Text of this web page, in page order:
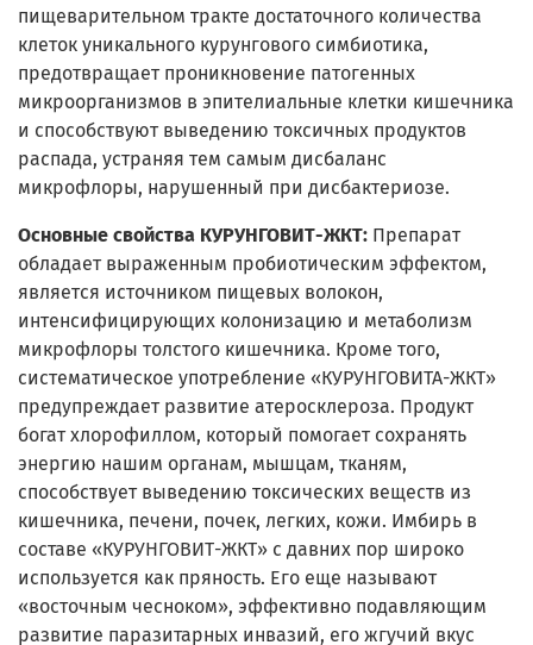
пищеварительном тракте достаточного количества
клеток уникального курунгового симбиотика,
предотвращает проникновение патогенных
микроорганизмов в эпителиальные клетки кишечника
и способствуют выведению токсичных продуктов
распада, устраняя тем самым дисбаланс
микрофлоры, нарушенный при дисбактериозе.
Основные свойства КУРУНГОВИТ-ЖКТ: Препарат
обладает выраженным пробиотическим эффектом,
является источником пищевых волокон,
интенсифицирующих колонизацию и метаболизм
микрофлоры толстого кишечника. Кроме того,
систематическое употребление «КУРУНГОВИТА-ЖКТ»
предупреждает развитие атеросклероза. Продукт
богат хлорофиллом, который помогает сохранять
энергию нашим органам, мышцам, тканям,
способствует выведению токсических веществ из
кишечника, печени, почек, легких, кожи. Имбирь в
составе «КУРУНГОВИТ-ЖКТ» с давних пор широко
используется как пряность. Его еще называют
«восточным чесноком», эффективно подавляющим
развитие паразитарных инвазий, его жгучий вкус